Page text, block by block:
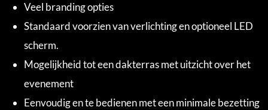
Veel branding opties
Standaard voorzien van verlichting en optioneel LED
scherm.
Mogelijkheid tot een dakterras met uitzicht over het
evenement
Eenvoudig en te bedienen met een minimale bezetting